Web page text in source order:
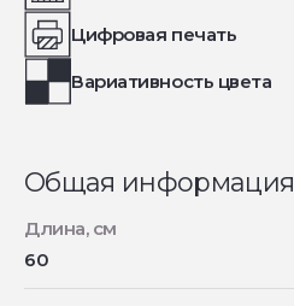
Цифровая печать
Вариативность цвета
Общая информация
Длина, см
60